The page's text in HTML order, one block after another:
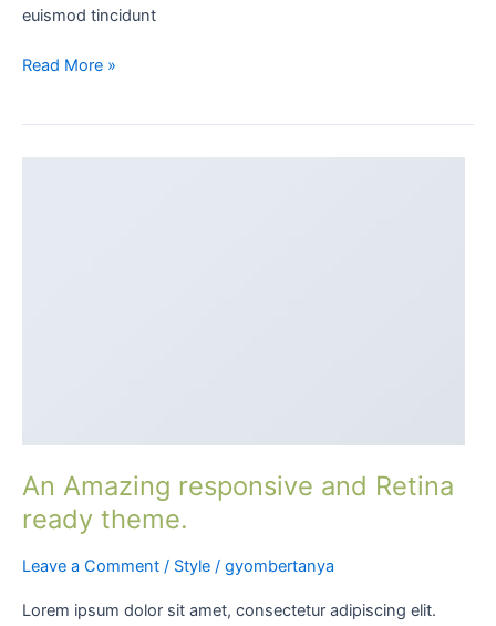
euismod tincidunt
Read More »
An Amazing responsive and Retina
ready theme.
Leave a Comment / Style / gyombertanya
Lorem ipsum dolor sit amet, consectetur adipiscing elit.